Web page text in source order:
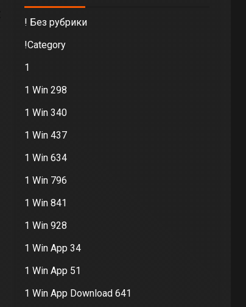
! Без рубрики
!Category
1
1 Win 298
1 Win 340
1 Win 437
1 Win 634
1 Win 796
1 Win 841
1 Win 928
1 Win App 34
1 Win App 51
1 Win App Download 641